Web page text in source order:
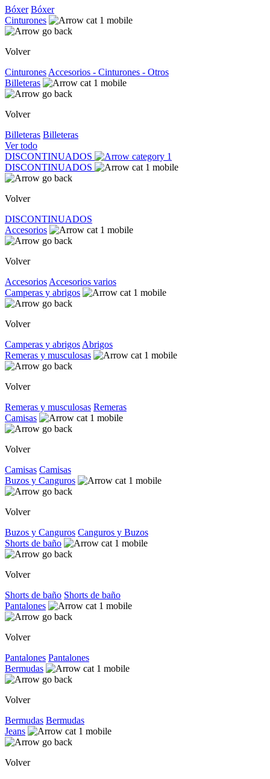
Bóxer Bóxer
Cinturones
Volver
Cinturones Accesorios - Cinturones - Otros
Billeteras
Volver
Billeteras Billeteras
Ver todo
DISCONTINUADOS
DISCONTINUADOS
Volver
DISCONTINUADOS
Accesorios
Volver
Accesorios Accesorios varios
Camperas y abrigos
Volver
Camperas y abrigos Abrigos
Remeras y musculosas
Volver
Remeras y musculosas Remeras
Camisas
Volver
Camisas Camisas
Buzos y Canguros
Volver
Buzos y Canguros Canguros y Buzos
Shorts de baño
Volver
Shorts de baño Shorts de baño
Pantalones
Volver
Pantalones Pantalones
Bermudas
Volver
Bermudas Bermudas
Jeans
Volver